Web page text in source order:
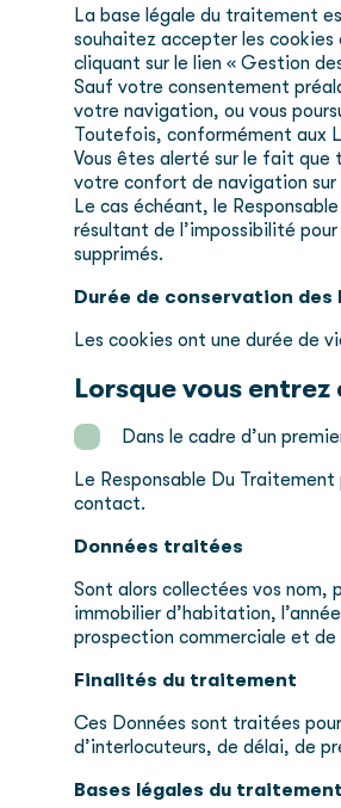
La base légale du traitement
souhaitez accepter les cookies
cliquant sur le lien « Gestion
Sauf votre consentement
votre navigation, ou vous
Toutefois, conformément aux
Vous êtes alerté sur le fait
votre confort de navigation sur
Le cas échéant, le
résultant de l’impossibilité
supprimés.
Durée de conservation des
Les cookies ont une durée de
Lorsque vous
Dans le cadre d’un
Le Responsable Du
contact.
Données traitées
Sont alors collectées vos nom,
immobilier d’habitation,
prospection commerciale et
Finalités du traitement
Ces Données sont traitées
d’interlocuteurs, de délai, de
Bases légales du traitement